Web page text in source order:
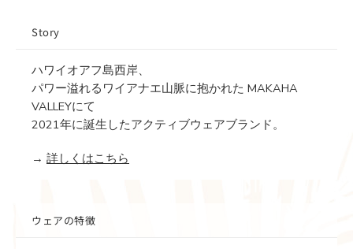
Story
ハワイオアフ島西岸、
パワー溢れるワイアナエ山脈に抱かれた MAKAHA
VALLEYにて
2021年に誕生したアクティブウェアブランド。
→ 詳しくはこちら
ウェアの特徴